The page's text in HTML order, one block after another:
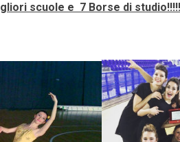
scuole e 7 Borse di